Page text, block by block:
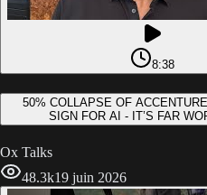
8:38
50% COLLAPSE OF
SIGN FOR AI - IT’S FAR
Ox Talks
48.3k19 juin 2026